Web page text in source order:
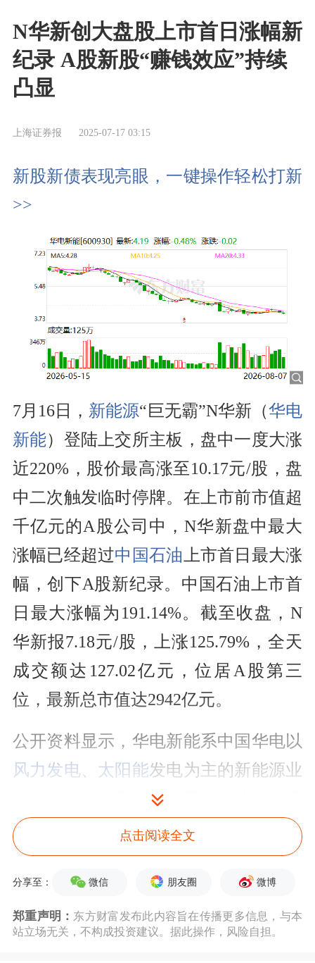
N华新创大盘股上市首日涨幅新
纪录 A股新股“赚钱效应”持续
凸显
上海证券报 2025-07-17 03:15
新股新债表现亮眼，一键操作轻松打新
>>
7月16日， 新能源“巨无霸”N华新（华电
新能）登陆上交所主板，盘中一度大涨
近220%，股价最高涨至10.17元/股，盘
中二次触发临时停牌。在上市前市值超
千亿元的A股公司中，N华新盘中最大
涨幅已经超过中国石油 上市首日最大涨
幅，创下A股新纪录。中国石油上市首
日最大涨幅为191.14%。截至收盘，N
华新报7.18元/股，上涨125.79%，全天
成交额达127.02亿元，位居A股第三
位，最新总市值达2942亿元。
公开资料显示，华电新能系中国华电以
风力发电、 太阳能发电为主的新能源业
务整合的唯一平台。公司的主营业务是
风力发电、太阳能发电为主的新能源项
目的开发、投资和运营，主要产品是电
力。
华电新能本次发行价为3.18元/股，是今
点击阅读全文
分享至： 微信 朋友圈 微博
郑重声明： 东方财富发布此内容旨在传播更多信息，与本
站立场无关，不构成投资建议。据此操作，风险自担。